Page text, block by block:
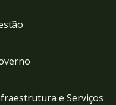
e Serviços